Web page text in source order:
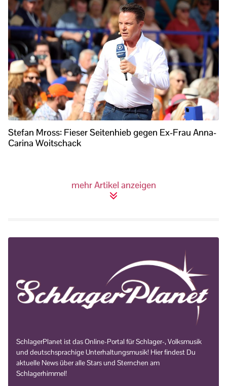
Stefan Mross: Fieser Seitenhieb gegen Ex-Frau Anna-
Carina Woitschack
mehr Artikel anzeigen
SchlagerPlanet ist das Online-Portal für Schlager-, Volksmusik
und deutschsprachige Unterhaltungsmusik! Hier findest Du
aktuelle News über alle Stars und Sternchen am
Schlagerhimmel!